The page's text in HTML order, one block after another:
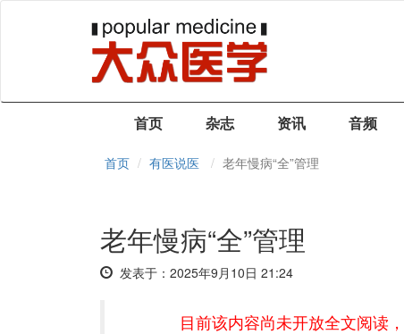
首页 杂志 资讯 音频
首页 有医说医 老年慢病“全”管理
老年慢病“全”管理
发表于：2025年9月10日 21:24
目前该内容尚未开放全文阅读